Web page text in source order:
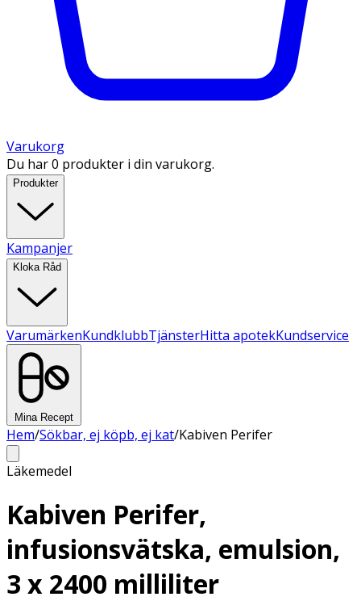
Varukorg
Du har 0 produkter i din varukorg.
Produkter
Kampanjer
Kloka Råd
VarumärkenKundklubbTjänsterHitta apotekKundservice
Mina Recept
Hem/Sökbar, ej köpb, ej kat/Kabiven Perifer
Läkemedel
Kabiven Perifer,
infusionsvätska, emulsion,
3 x 2400 milliliter